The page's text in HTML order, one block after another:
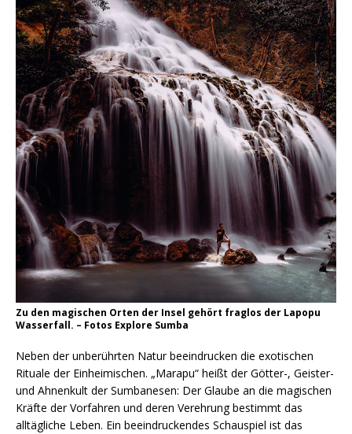
Zu den magischen Orten der Insel gehört fraglos der Lapopu
Wasserfall. – Fotos Explore Sumba
Neben der unberührten Natur beeindrucken die exotischen
Rituale der Einheimischen. „Marapu“ heißt der Götter-, Geister-
und Ahnenkult der Sumbanesen: Der Glaube an die magischen
Kräfte der Vorfahren und deren Verehrung bestimmt das
alltägliche Leben. Ein beeindruckendes Schauspiel ist das